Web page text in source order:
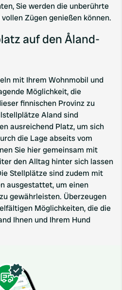
Sie werden die unberührte
Zügen genießen können.
auf den Åland-
mit Ihrem Wohnmobil und
Möglichkeit, die
finnischen Provinz zu
Aland sind
ausreichend Platz, um sich
die Lage abseits vom
Sie hier gemeinsam mit
den Alltag hinter sich lassen
Stellplätze sind zudem mit
ausgestattet, um einen
gewährleisten. Überzeugen
Möglichkeiten, die die
Ihnen und Ihrem Hund